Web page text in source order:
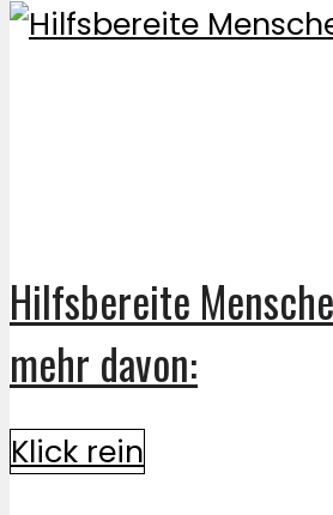
Hilfsbereite
mehr davon:
Klick rein